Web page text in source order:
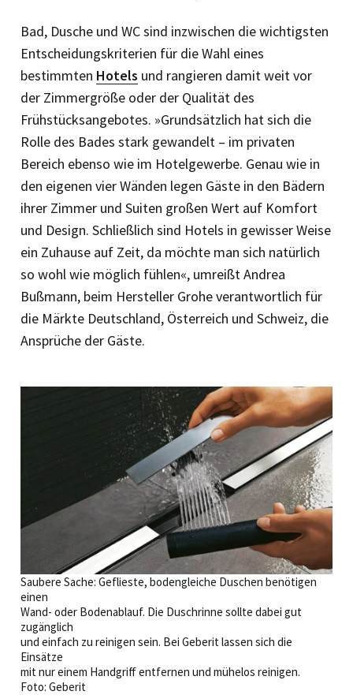
Bad, Dusche und WC sind inzwischen die wichtigsten
Entscheidungskriterien für die Wahl eines
bestimmten Hotels und rangieren damit weit vor
der Zimmergröße oder der Qualität des
Frühstücksangebotes. »Grundsätzlich hat sich die
Rolle des Bades stark gewandelt – im privaten
Bereich ebenso wie im Hotelgewerbe. Genau wie in
den eigenen vier Wänden legen Gäste in den Bädern
ihrer Zimmer und Suiten großen Wert auf Komfort
und Design. Schließlich sind Hotels in gewisser Weise
ein Zuhause auf Zeit, da möchte man sich natürlich
so wohl wie möglich fühlen«, umreißt Andrea
Bußmann, beim Hersteller Grohe verantwortlich für
die Märkte Deutschland, Österreich und Schweiz, die
Ansprüche der Gäste.
Saubere Sache: Geflieste, bodengleiche Duschen benötigen
einen
Wand- oder Bodenablauf. Die Duschrinne sollte dabei gut
zugänglich
und einfach zu reinigen sein. Bei Geberit lassen sich die
Einsätze
mit nur einem Handgriff entfernen und mühelos reinigen.
Foto: Geberit